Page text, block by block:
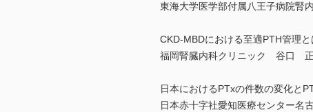
東海大学医学部付属八王子病院
CKD-MBDにおける至適PTH管理と
福岡腎臓内科クリニック 谷口
日本におけるPTxの件数の変化と
日本赤十字社愛知医療センター